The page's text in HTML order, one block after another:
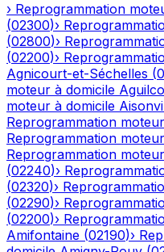
› Reprogrammation
(02300)›
(02800)›
(02200)›
Agnicourt-et-Séchelles (
moteur à domicile
moteur à domicile
Reprogrammation
Reprogrammation
Reprogrammation
(02240)›
(02320)›
(02290)›
(02200)›
Amifontaine (02190)›